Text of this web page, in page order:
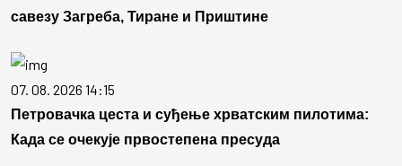
савезу Загреба, Тиране и Приштине
07. 08. 2026 14:15
Петровачка цеста и суђење хрватским пилотима:
Када се очекује првостепена пресуда